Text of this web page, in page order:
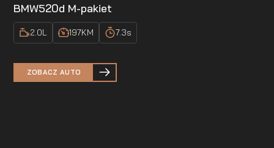
BMW520d M-pakiet
2.0L 197KM 7.3s
ZOBACZ AUTO